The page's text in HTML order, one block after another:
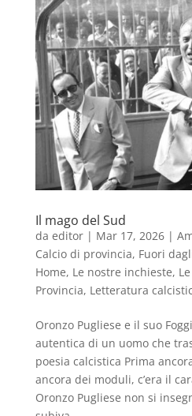
Il mago del Sud
da editor| Mar 17, 2026|
Calcio di provincia, Fuori
Home, Le nostre inchieste,
Provincia, Letteratura
Oronzo Pugliese e il suo
autentica di un uomo che
poesia calcistica Prima
ancora dei moduli, c’era il
Oronzo Pugliese non si